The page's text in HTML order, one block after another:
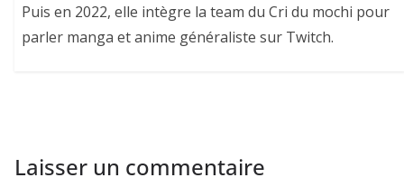
Puis en 2022, elle intègre la team du Cri du mochi pour
parler manga et anime généraliste sur Twitch.
Laisser un commentaire